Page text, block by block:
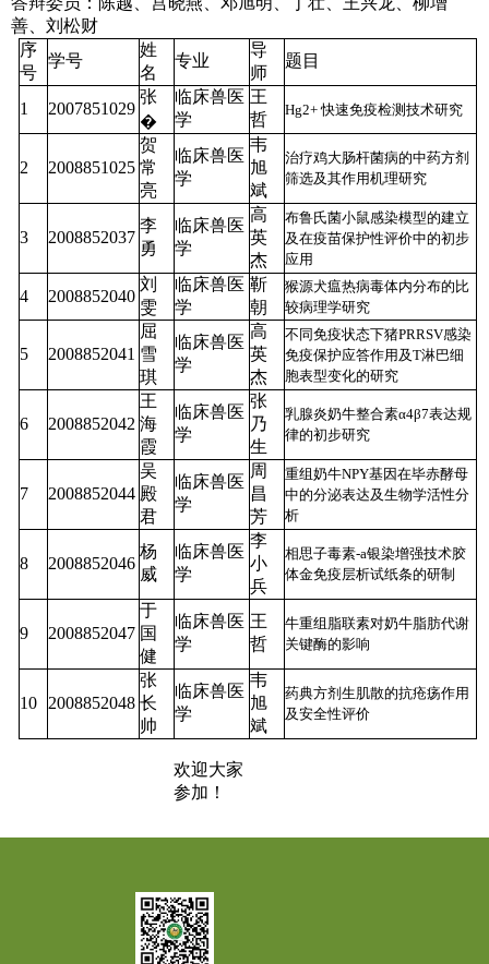
善、刘松财
序
号
学号
姓
名
专业
导
师
题目
1 2007851029
张
�
临床兽医
学
王
哲
Hg2+ 快速免疫检测技术研究
2 2008851025
贺
常
亮
临床兽医
学
韦
旭
斌
治疗鸡大肠杆菌病的中药方剂
筛选及其作用机理研究
3 2008852037
李
勇
临床兽医
学
高
英
杰
布鲁氏菌小鼠感染模型的建立
及在疫苗保护性评价中的初步
应用
4 2008852040
刘
雯
临床兽医
学
靳
朝
猴源犬瘟热病毒体内分布的比
较病理学研究
5 2008852041
屈
雪
琪
临床兽医
学
高
英
杰
不同免疫状态下猪PRRSV感染
免疫保护应答作用及T淋巴细
胞表型变化的研究
6 2008852042
王
海
霞
临床兽医
学
张
乃
生
乳腺炎奶牛整合素α4β7表达规
律的初步研究
7 2008852044
吴
殿
君
临床兽医
学
周
昌
芳
重组奶牛NPY基因在毕赤酵母
中的分泌表达及生物学活性分
析
8 2008852046
杨
威
临床兽医
学
李
小
兵
相思子毒素-a银染增强技术胶
体金免疫层析试纸条的研制
9 2008852047
于
国
健
临床兽医
学
王
哲
牛重组脂联素对奶牛脂肪代谢
关键酶的影响
10 2008852048
张
长
帅
临床兽医
学
韦
旭
斌
药典方剂生肌散的抗疮疡作用
及安全性评价
欢迎大家
参加！